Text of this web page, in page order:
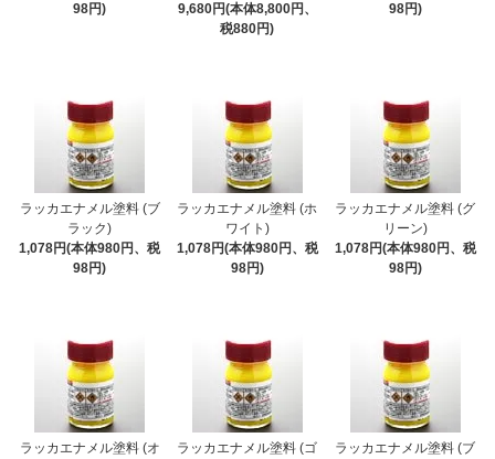
98円)
9,680円(本体8,800円、
税880円)
98円)
ラッカエナメル塗料 (ブ
ラック)
1,078円(本体980円、税
98円)
ラッカエナメル塗料 (ホ
ワイト)
1,078円(本体980円、税
98円)
ラッカエナメル塗料 (グ
リーン)
1,078円(本体980円、税
98円)
ラッカエナメル塗料 (オ
ラッカエナメル塗料 (ゴ
ラッカエナメル塗料 (ブ